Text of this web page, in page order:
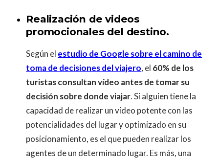
Realización de videos
promocionales del destino.
Según el estudio de Google sobre el camino de
toma de decisiones del viajero, el 60% de los
turistas consultan vídeo antes de tomar su
decisión sobre donde viajar. Si alguien tiene la
capacidad de realizar un video potente con las
potencialidades del lugar y optimizado en su
posicionamiento, es el que pueden realizar los
agentes de un determinado lugar. Es más, una